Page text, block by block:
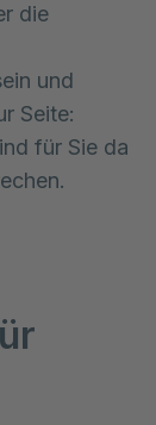
die
und
Seite:
für Sie da